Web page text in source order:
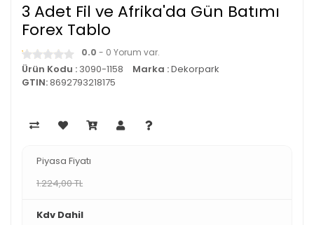
3 Adet Fil ve Afrika'da Gün Batımı
Forex Tablo
0.0 - 0 Yorum var.
Ürün Kodu : 3090-1158 Marka :Dekorpark
GTIN:8692793218175
Piyasa Fiyatı
1.224,00 TL
Kdv Dahil